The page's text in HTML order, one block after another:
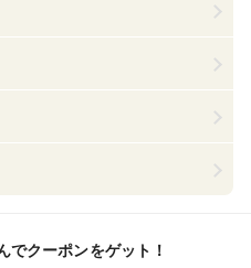
でクーポンをゲット！